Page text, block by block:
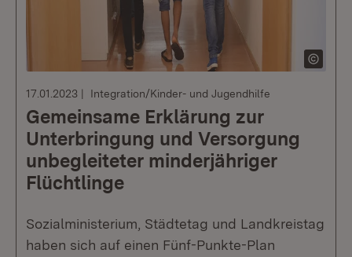
17.01.2023 Integration/Kinder- und Jugendhilfe
Gemeinsame Erklärung zur
Unterbringung und Versorgung
unbegleiteter minderjähriger
Flüchtlinge
Sozialministerium, Städtetag und Landkreistag
haben sich auf einen Fünf-Punkte-Plan